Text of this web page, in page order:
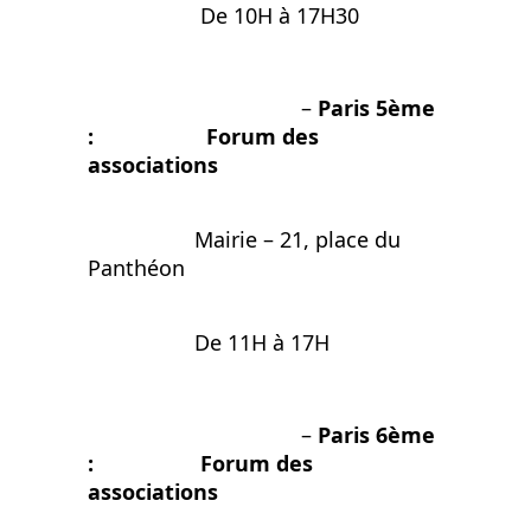
De 10H à 17H30
– Paris 5ème
: Forum des
associations
Mairie – 21, place du
Panthéon
De 11H à 17H
– Paris 6ème
: Forum des
associations